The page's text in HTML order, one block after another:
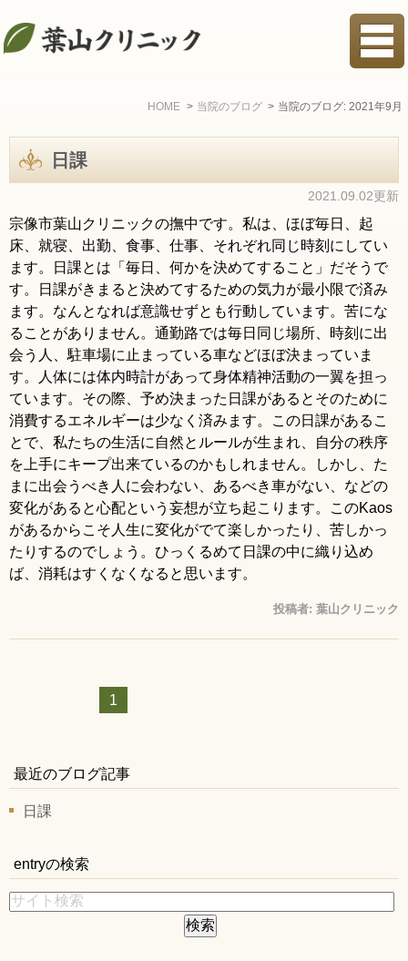
HOME 当院のブログ 当院のブログ: 2021年9月
日課
2021.09.02更新
宗像市葉山クリニックの撫中です。私は、ほぼ毎日、起
床、就寝、出勤、食事、仕事、それぞれ同じ時刻にしてい
ます。日課とは「毎日、何かを決めてすること」だそうで
す。日課がきまると決めてするための気力が最小限で済み
ます。なんとなれば意識せずとも行動しています。苦にな
ることがありません。通勤路では毎日同じ場所、時刻に出
会う人、駐車場に止まっている車などほぼ決まっていま
す。人体には体内時計があって身体精神活動の一翼を担っ
ています。その際、予め決まった日課があるとそのために
消費するエネルギーは少なく済みます。この日課があるこ
とで、私たちの生活に自然とルールが生まれ、自分の秩序
を上手にキープ出来ているのかもしれません。しかし、た
まに出会うべき人に会わない、あるべき車がない、などの
変化があると心配という妄想が立ち起こります。このKaos
があるからこそ人生に変化がでて楽しかったり、苦しかっ
たりするのでしょう。ひっくるめて日課の中に織り込め
ば、消耗はすくなくなると思います。
投稿者: 葉山クリニック
1
最近のブログ記事
日課
entryの検索